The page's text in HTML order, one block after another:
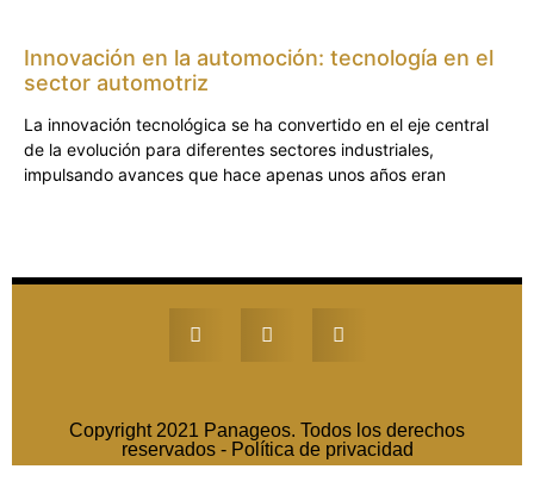
Innovación en la automoción: tecnología en el
sector automotriz
La innovación tecnológica se ha convertido en el eje central
de la evolución para diferentes sectores industriales,
impulsando avances que hace apenas unos años eran
Copyright 2021 Panageos. Todos los derechos
reservados - Política de privacidad